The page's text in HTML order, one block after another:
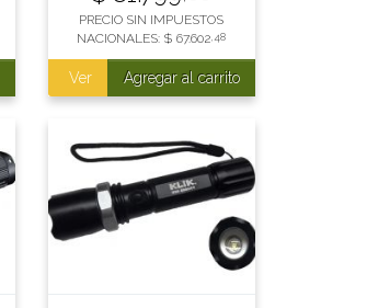
PRECIO SIN IMPUESTOS
NACIONALES: $ 67.602,48
Ver Agregar al carrito